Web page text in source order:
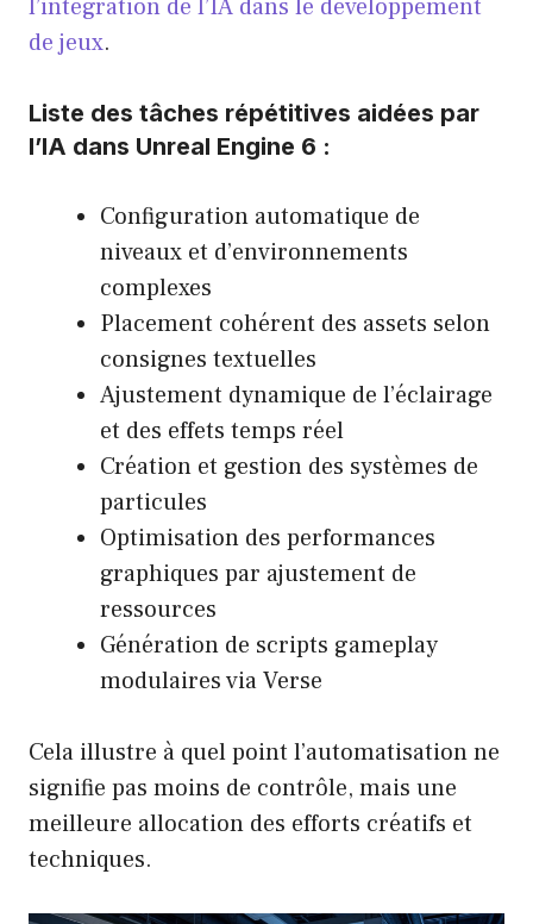
l’intégration de l’IA dans le développement
de jeux.
Liste des tâches répétitives aidées par
l’IA dans Unreal Engine 6 :
Configuration automatique de
niveaux et d’environnements
complexes
Placement cohérent des assets selon
consignes textuelles
Ajustement dynamique de l’éclairage
et des effets temps réel
Création et gestion des systèmes de
particules
Optimisation des performances
graphiques par ajustement de
ressources
Génération de scripts gameplay
modulaires via Verse
Cela illustre à quel point l’automatisation ne
signifie pas moins de contrôle, mais une
meilleure allocation des efforts créatifs et
techniques.